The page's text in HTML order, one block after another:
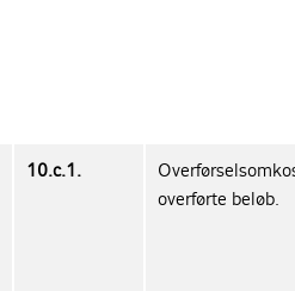
10.c.1.
overførte beløb.